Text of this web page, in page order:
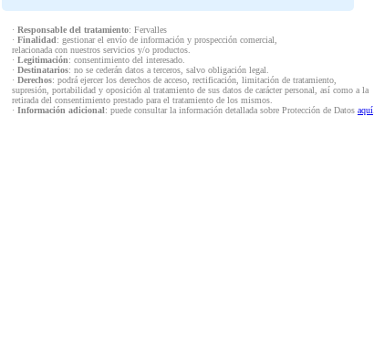
· Responsable del tratamiento: Fervalles
· Finalidad: gestionar el envío de información y prospección comercial,
relacionada con nuestros servicios y/o productos.
· Legitimación: consentimiento del interesado.
· Destinatarios: no se cederán datos a terceros, salvo obligación legal.
· Derechos: podrá ejercer los derechos de acceso, rectificación, limitación de tratamiento,
supresión, portabilidad y oposición al tratamiento de sus datos de carácter personal, así como a la
retirada del consentimiento prestado para el tratamiento de los mismos.
· Información adicional: puede consultar la información detallada sobre Protección de Datos aquí.